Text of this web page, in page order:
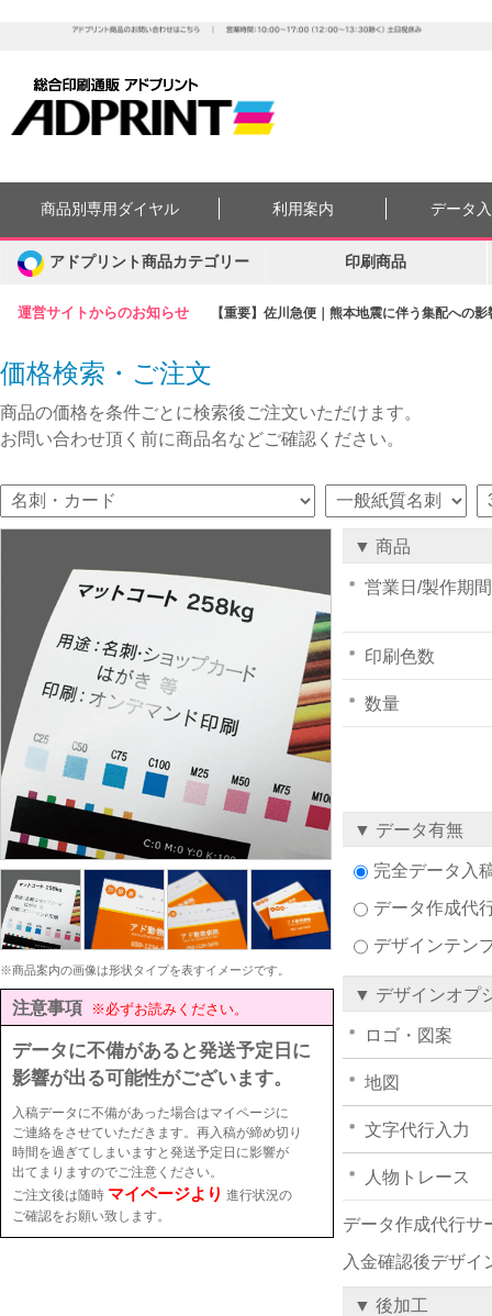
運営サイトからのお知らせ 【重要】佐川急便｜熊本地震に伴う集配への
商品別専用ダイヤル 利用案内 データ
アドプリント商品カテゴリー 印刷商品
価格検索・ご注文
商品の価格を条件ごとに検索後ご注文いただけます。
お問い合わせ頂く前に商品名などご確認ください。
※商品案内の画像は形状タイプを表すイメージです。
注意事項 ※必ずお読みください。
データに不備があると発送予定日に
影響が出る可能性がございます。
入稿データに不備があった場合はマイページに
ご連絡をさせていただきます。再入稿が締め切り
時間を過ぎてしまいますと発送予定日に影響が
出てまりますのでご注意ください。
ご注文後は随時 マイページより 進行状況の
ご確認をお願い致します。
▼ 商品
営業日/製作期間
印刷色数
数量
▼ データ有無
完全データ入
データ作成代
デザインテン
▼ デザインオプ
ロゴ・図案
地図
文字代行入力
人物トレース
データ作成代行サ
入金確認後デザイ
▼ 後加工